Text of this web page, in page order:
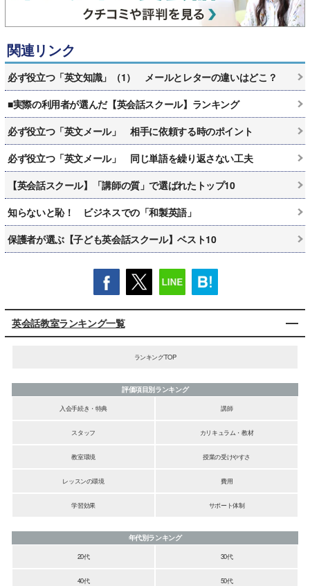
関連リンク
必ず役立つ「英文知識」（1） メールとレターの違いはどこ？
■実際の利用者が選んだ【英会話スクール】ランキング
必ず役立つ「英文メール」 相手に依頼する時のポイント
必ず役立つ「英文メール」 同じ単語を繰り返さない工夫
【英会話スクール】「講師の質」で選ばれたトップ10
知らないと恥！ ビジネスでの「和製英語」
保護者が選ぶ【子ども英会話スクール】ベスト10
英会話教室ランキング一覧
ランキングTOP
評価項目別ランキング
入会手続き・特典
講師
スタッフ カリキュラム・教材
教室環境 授業の受けやすさ
レッスンの環境 費用
学習効果 サポート体制
年代別ランキング
20代
30代
40代 50代